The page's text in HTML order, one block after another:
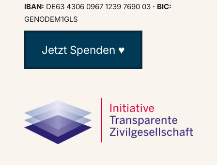
IBAN: DE63 4306 0967 1239 7690 03 · BIC:
GENODEM1GLS
Jetzt Spenden ♥